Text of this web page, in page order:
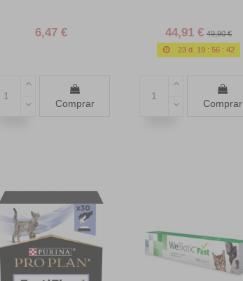
6,47 €
Comprar
44,91 € 49,90 €
23d. 19: 56: 40
Comprar